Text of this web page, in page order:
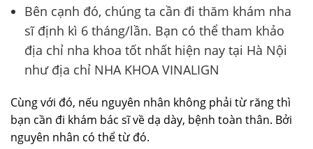
Bên cạnh đó, chúng ta cần đi thăm khám nha
sĩ định kì 6 tháng/lần. Bạn có thể tham khảo
địa chỉ nha khoa tốt nhất hiện nay tại Hà Nội
như địa chỉ NHA KHOA VINALIGN
Cùng với đó, nếu nguyên nhân không phải từ răng thì
bạn cần đi khám bác sĩ về dạ dày, bệnh toàn thân. Bởi
nguyên nhân có thể từ đó.